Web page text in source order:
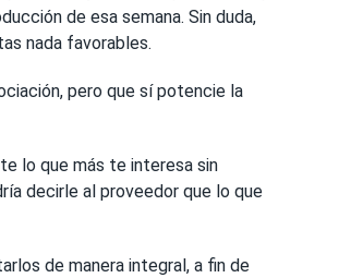
de esa semana. Sin duda,
nada favorables.
pero que sí potencie la
lo que más te interesa sin
decirle al proveedor que lo que
de manera integral, a fin de